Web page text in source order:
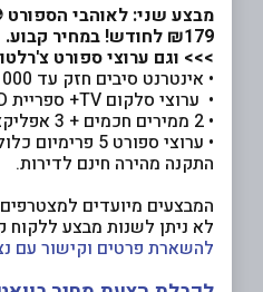
מבצע שני: לאוהבי הספורט
₪179 לחודש! במחיר קבוע.
>>> וגם ערוצי ספורט צ'רלטון 3 חודשים חינם
• אינטרנט סיבים חזק עד 1000 מגה כולל נתב מתקדם
• ערוצי סלקום TV+ ספריית VOD עם תוכן ענק
• 2 ממירים חכמים + 3 אפליקציות
• ערוצי ספורט 5 פרימיום כלולים בחבילה.
התקנה מהירה חינם לדירות.
המבצעים מיועדים
לא ניתן לשנות מבצע ללקוח
להשארת פרטים וקישור עם